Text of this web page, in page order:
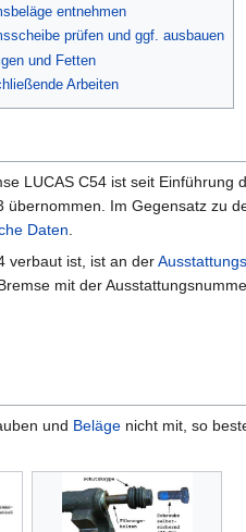
entnehmen
prüfen und ggf. ausbauen
und Fetten
Arbeiten
LUCAS C54 ist seit
übernommen. Im Gegensatz zu
Daten.
verbaut ist, ist an der
mit der
und Beläge nicht mit, so